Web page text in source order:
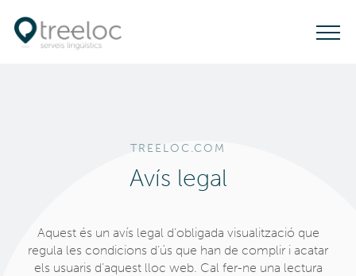
T
TREELOC.COM
Avís legal
Aquest és un avís legal d’obligada visualització que
regula les condicions d’ús que han de complir i acatar
els usuaris d’aquest lloc web. Cal fer-ne una lectura